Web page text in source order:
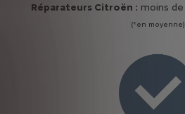
Réparateurs Citroën : moins de
(*en moyenne)